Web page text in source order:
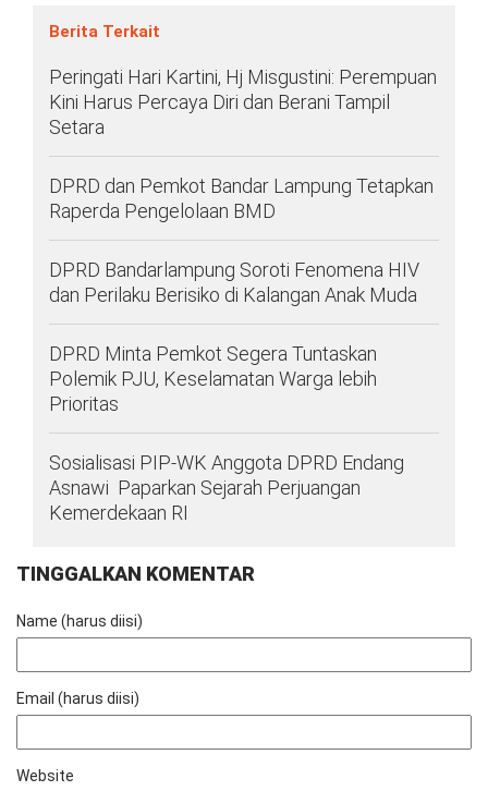
Berita Terkait
Peringati Hari Kartini, Hj Misgustini: Perempuan
Kini Harus Percaya Diri dan Berani Tampil
Setara
DPRD dan Pemkot Bandar Lampung Tetapkan
Raperda Pengelolaan BMD
DPRD Bandarlampung Soroti Fenomena HIV
dan Perilaku Berisiko di Kalangan Anak Muda
DPRD Minta Pemkot Segera Tuntaskan
Polemik PJU, Keselamatan Warga lebih
Prioritas
Sosialisasi PIP-WK Anggota DPRD Endang
Asnawi Paparkan Sejarah Perjuangan
Kemerdekaan RI
TINGGALKAN KOMENTAR
Name (harus diisi)
Email (harus diisi)
Website